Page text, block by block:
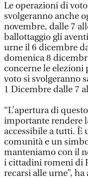
Le operazioni di
svolgeranno anche
novembre, dalle 7
ballottaggio gli
urne il 6 dicembre
domenica 8
concerne le
voto si svolgeranno
1 Dicembre dalle 7
“L’apertura di
importante rendere
accessibile a tutti. È
comunità e un
manteniamo con il
i cittadini romeni di
recarsi alle urne”,